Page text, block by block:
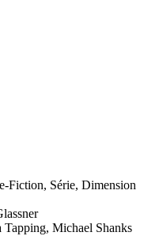
Fiction, Série, Dimension
Tapping, Michael Shanks